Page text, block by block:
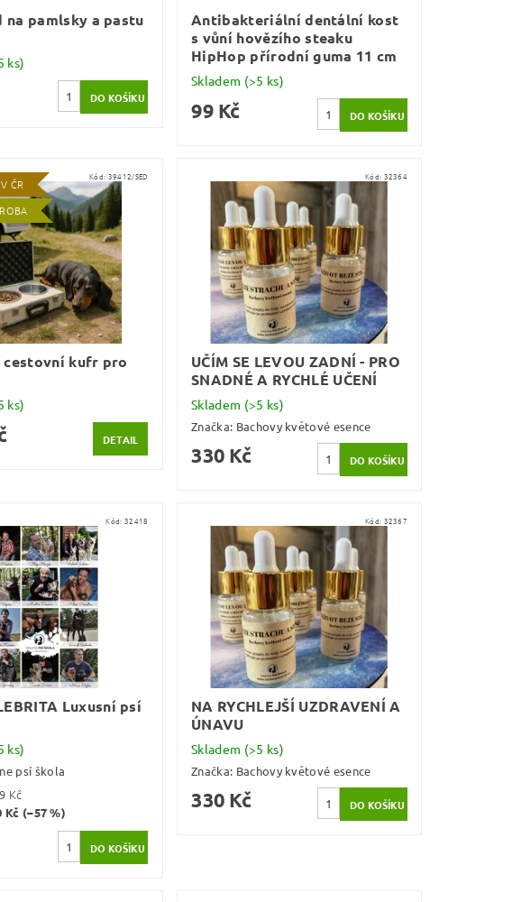
na pamlsky a pastu
ks)
Antibakteriální dentální kost
s vůní hovězího steaku
HipHop přírodní guma 11 cm
Skladem (>5 ks)
99 Kč
ČR
Kód: 39412/SED
cestovní kufr pro
ks)
DETAIL
Kód: 32364
UČÍM SE LEVOU ZADNÍ - PRO
SNADNÉ A RYCHLÉ UČENÍ
Skladem (>5 ks)
Značka: Bachovy květové esence
330 Kč
Kód: 32418
Luxusní psí
ks)
psí škola
Kč
Kč (–57 %)
Kód: 32367
NA RYCHLEJŠÍ UZDRAVENÍ A
ÚNAVU
Skladem (>5 ks)
Značka: Bachovy květové esence
330 Kč